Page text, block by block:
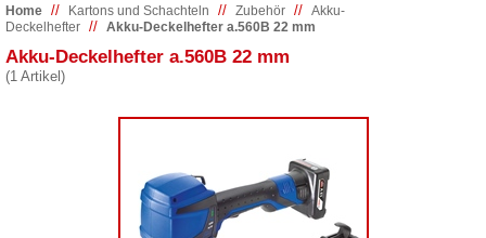
Home // Kartons und Schachteln // Zubehör // Akku-
Deckelhefter // Akku-Deckelhefter a.560B 22 mm
Akku-Deckelhefter a.560B 22 mm
(1 Artikel)